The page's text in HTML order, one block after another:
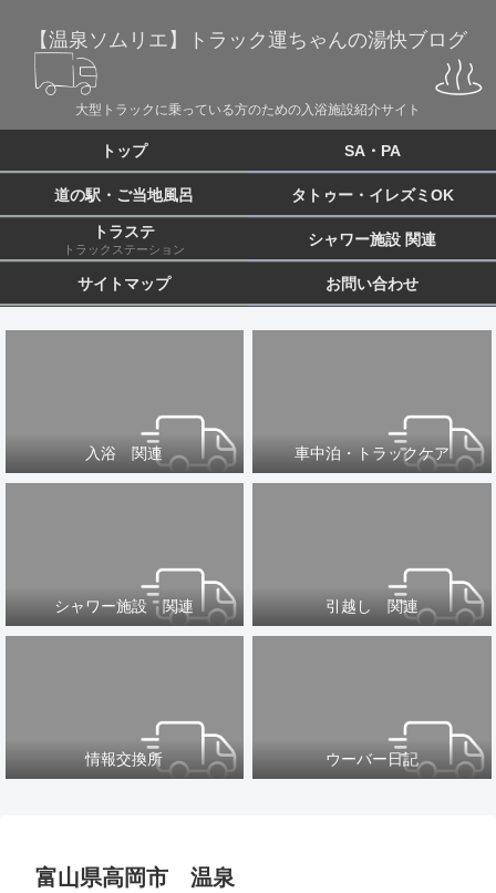
【温泉ソムリエ】トラック運ちゃんの湯快ブログ
大型トラックに乗っている方のための入浴施設紹介サイト
トップ SA・PA
道の駅・ご当地風呂 タトゥー・イレズミOK
トラステ
トラックステーション
シャワー施設 関連
サイトマップ お問い合わせ
入浴 関連 車中泊・トラックケア
シャワー施設 関連 引越し 関連
情報交換所 ウーバー日記
富山県高岡市 温泉